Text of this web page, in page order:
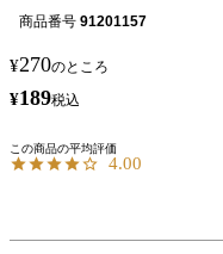
商品番号 91201157
¥270のところ
¥189税込
4.00